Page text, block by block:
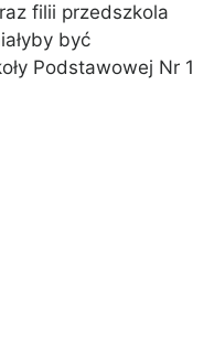
filii przedszkola
być
Podstawowej Nr 1